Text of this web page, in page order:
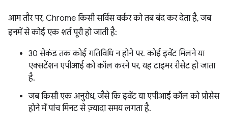
आम तौर पर, Chrome किसी सर्विस वर्कर को तब बंद कर देता है, जब
इनमें से कोई एक शर्त पूरी हो जाती है:
30 सेकंड तक कोई गतिविधि न होने पर. कोई इवेंट मिलने या
एक्सटेंशन एपीआई को कॉल करने पर, यह टाइमर रीसेट हो जाता
है.
जब किसी एक अनुरोध, जैसे कि इवेंट या एपीआई कॉल को प्रोसेस
होने में पांच मिनट से ज़्यादा समय लगता है.